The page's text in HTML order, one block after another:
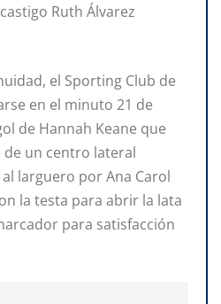
Ruth Álvarez
el Sporting Club de
en el minuto 21 de
de Hannah Keane que
un centro lateral
larguero por Ana Carol
la testa para abrir la lata
para satisfacción